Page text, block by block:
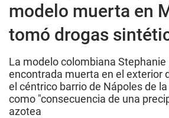
modelo muerta en
tomó drogas
La modelo colombiana
encontrada muerta en el exterior
el céntrico barrio de Nápoles de
como "consecuencia de una
azotea